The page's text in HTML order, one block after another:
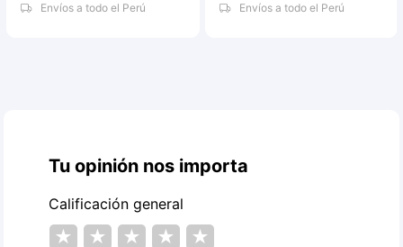
Envíos a todo el Perú
Envíos a todo el Perú
Tu opinión nos importa
Calificación general
★ ★ ★ ★ ★